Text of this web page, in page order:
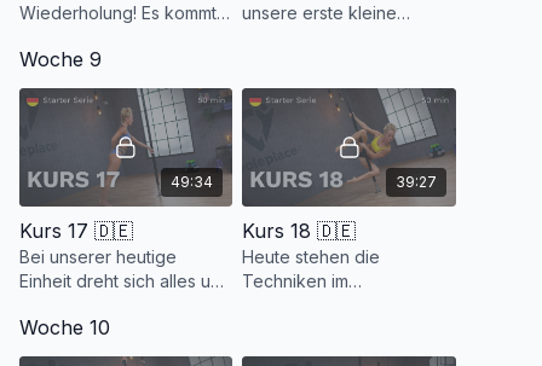
Wiederholung! Es kommt
und du kannst dich
gänzlich auf die
Ausführung konzentrieren.
unsere erste kleine
and Slide und der Pole
Role Back, versuchen.
Woche 9
49:34
Kurs 17 🇩🇪
Bei unserer heutige
Einheit dreht sich alles um
haben ganz viele Dance
Moves im Stand und am
39:27
Kurs 18 🇩🇪
Heute stehen die
Techniken im
Arbeit benötigst. Zur
Woche 10